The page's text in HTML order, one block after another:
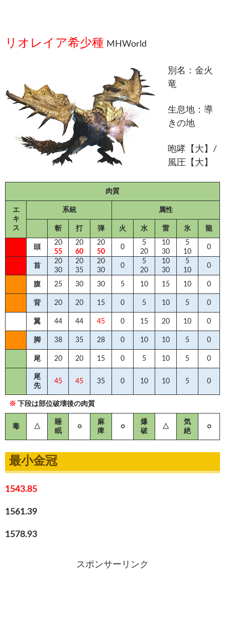
リオレイア希少種 MHWorld
別名：金火
竜
生息地：導
きの地
咆哮【大】/
風圧【大】
肉質
エ
キ
ス
系統 属性
斬 打 弾 火 水 雷 氷 龍
頭
20
55
20
60
20
50
0
5
20
10
30
5
10
0
首
20
30
20
35
20
30
0
5
20
10
30
5
10
0
腹 25 30 30 5 10 15 10 0
背 20 20 15 0 5 10 5 0
翼 44 44 45 0 15 20 10 0
脚 38 35 28 0 10 10 5 0
尾 20 20 15 0 5 10 5 0
尾
先
45 45 35 0 10 10 5 0
※ 下段は部位破壊後の肉質
毒 △
睡
眠
○
麻
痺
○
爆
破
△
気
絶
○
最小金冠
1543.85
1561.39
1578.93
スポンサーリンク